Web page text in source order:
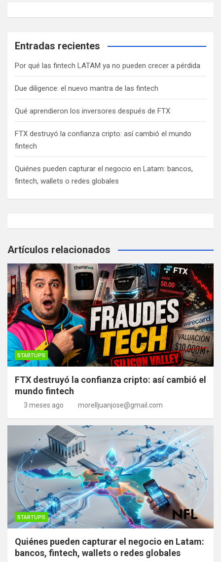
Entradas recientes
Por qué las fintech LATAM ya no pueden crecer a pérdida
Due diligence: el nuevo mantra de las fintech
Qué aprendieron los inversores después de FTX
FTX destruyó la confianza cripto: así cambió el mundo
fintech
Quiénes pueden capturar el negocio en Latam: bancos,
fintech, wallets o redes globales
Artículos relacionados
STARTUPS
FTX destruyó la confianza cripto: así cambió el
mundo fintech
3 meses ago morelljuanjose@gmail.com
STARTUPS
Quiénes pueden capturar el negocio en Latam:
bancos, fintech, wallets o redes globales